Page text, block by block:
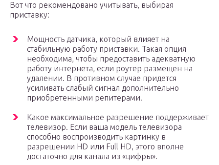
Вот что рекомендовано учитывать, выбирая
приставку:
Мощность датчика, который влияет на
стабильную работу приставки. Такая опция
необходима, чтобы предоставить адекватную
работу интернета, если роутер размещен на
удалении. В противном случае придется
усиливать слабый сигнал дополнительно
приобретенными репитерами.
Какое максимальное разрешение поддерживает
телевизор. Если ваша модель телевизора
способно воспроизводить картинку в
разрешении HD или Full HD, этого вполне
достаточно для канала из «цифры».